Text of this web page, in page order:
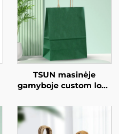
TSUN masinėje
gamyboje custom logo
vamzdeliai takeaway
Naujieji metai/Kalėdų
maisto apipakuotė